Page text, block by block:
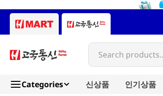
Search products...
Categories 신상품 인기상품